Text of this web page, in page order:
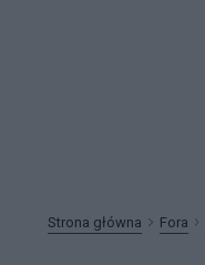
Strona główna Fora